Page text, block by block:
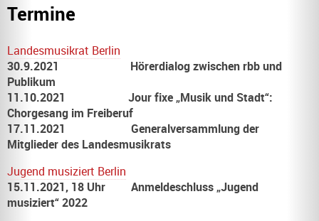
Termine
Landesmusikrat Berlin
30.9.2021 Hörerdialog zwischen rbb und
Publikum
11.10.2021 Jour fixe „Musik und Stadt“:
Chorgesang im Freiberuf
17.11.2021 Generalversammlung der
Mitglieder des Landesmusikrats
Jugend musiziert Berlin
15.11.2021, 18 Uhr Anmeldeschluss „Jugend
musiziert“ 2022